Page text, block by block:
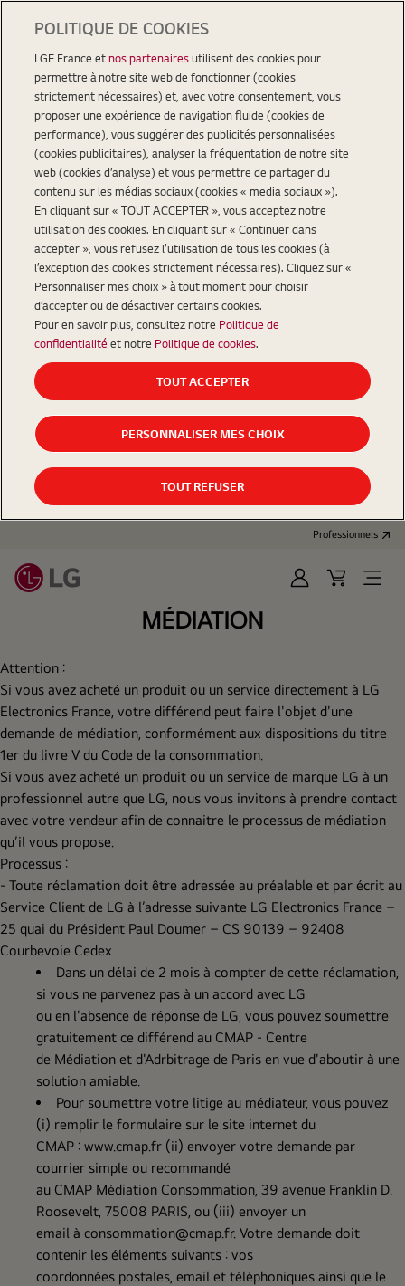
Professionnels
Se
PanierOpen
MÉDIATION
Attention :
Si vous avez acheté un produit ou un service directement à LG
Electronics France, votre différend peut faire l'objet d'une
demande de médiation, conformément aux dispositions du titre
1er du livre V du Code de la consommation.
Si vous avez acheté un produit ou un service de marque LG à un
professionnel autre que LG, nous vous invitons à prendre contact
avec votre vendeur afin de connaitre le processus de médiation
qu’il vous propose.
Processus :
- Toute réclamation doit être adressée au préalable et par écrit au
Service Client de LG à l’adresse suivante LG Electronics France –
25 quai du Président Paul Doumer – CS 90139 – 92408
Courbevoie Cedex
Dans un délai de 2 mois à compter de cette réclamation,
si vous ne parvenez pas à un accord avec LG
ou en l'absence de réponse de LG, vous pouvez soumettre
gratuitement ce différend au CMAP - Centre
de Médiation et d'Adrbitrage de Paris en vue d'aboutir à une
solution amiable.
Pour soumettre votre litige au médiateur, vous pouvez
(i) remplir le formulaire sur le site internet du
CMAP : www.cmap.fr (ii) envoyer votre demande par
courrier simple ou recommandé
au CMAP Médiation Consommation, 39 avenue Franklin D.
Roosevelt, 75008 PARIS, ou (iii) envoyer un
email à consommation@cmap.fr. Votre demande doit
contenir les éléments suivants : vos
coordonnées postales, email et téléphoniques ainsi que le
POLITIQUE DE COOKIES
LGE France etnos partenairesutilisent des cookies pour
permettre à notre site web de fonctionner (cookies
strictement nécessaires) et, avec votre consentement, vous
proposer une expérience de navigation fluide (cookies de
performance), vous suggérer des publicités personnalisées
(cookies publicitaires), analyser la fréquentation de notre site
web (cookies d’analyse) et vous permettre de partager du
contenu sur les médias sociaux (cookies « media sociaux »).
En cliquant sur « TOUT ACCEPTER », vous acceptez notre
utilisation des cookies. En cliquant sur « Continuer dans
accepter », vous refusez l’utilisation de tous les cookies (à
l’exception des cookies strictement nécessaires). Cliquez sur «
Personnaliser mes choix » à tout moment pour choisir
d’accepter ou de désactiver certains cookies.
Pour en savoir plus, consultez notre Politique de
confidentialité et notre Politique de cookies.
TOUT ACCEPTER
PERSONNALISER MES CHOIX
TOUT REFUSER